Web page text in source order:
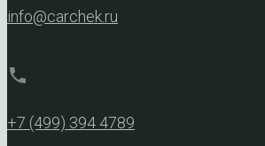
info@carchek.ru
phone
+7 (499) 394 4789